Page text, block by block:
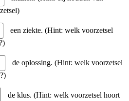
een ziekte. (Hint: welk voorzetsel
de oplossing. (Hint: welk voorzetsel
de klus. (Hint: welk voorzetsel hoort